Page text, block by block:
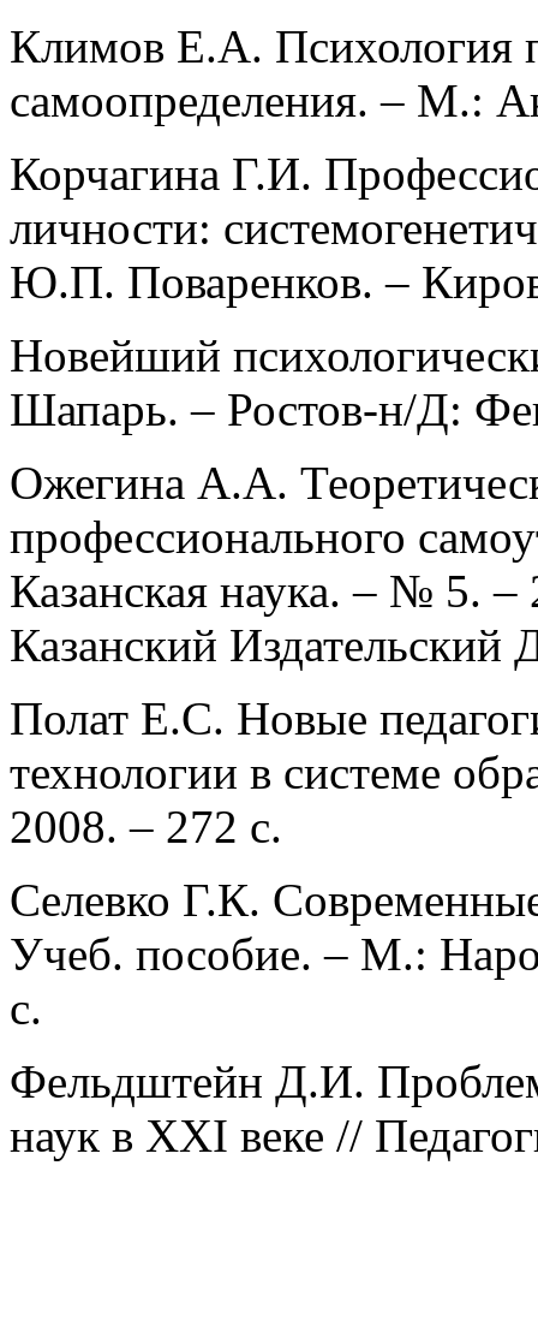
Климов Е.А. Психология
самоопределения. ‒ М.:
Корчагина Г.И.
личности:
Ю.П. Поваренков. –
Новейший
Шапарь. – Ростов-н/Д:
Ожегина А.А.
профессионального
Казанская наука. ‒ № 5.
Казанский Издательский
Полат Е.С. Новые
технологии в системе
2008. – 272 с.
Селевко Г.К.
Учеб. пособие. ‒ М.:
с.
Фельдштейн Д.И.
наук в XXI веке //